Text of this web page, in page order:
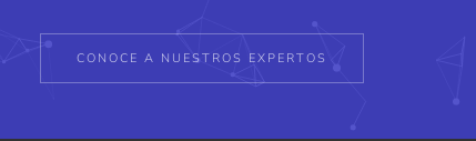
CONOCE A NUESTROS EXPERTOS